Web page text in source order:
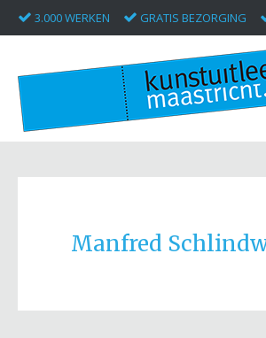
3.000 WERKEN GRATIS BEZORGING
Manfred